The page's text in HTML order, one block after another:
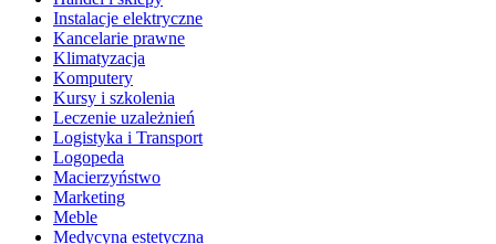
Instalacje elektryczne
Kancelarie prawne
Klimatyzacja
Komputery
Kursy i szkolenia
Leczenie uzależnień
Logistyka i Transport
Logopeda
Macierzyństwo
Marketing
Meble
Medycyna estetyczna